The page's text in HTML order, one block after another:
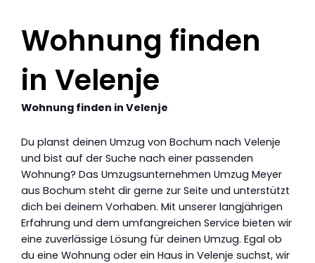
Wohnung finden
in Velenje
Wohnung finden in Velenje
Du planst deinen Umzug von Bochum nach Velenje
und bist auf der Suche nach einer passenden
Wohnung? Das Umzugsunternehmen Umzug Meyer
aus Bochum steht dir gerne zur Seite und unterstützt
dich bei deinem Vorhaben. Mit unserer langjährigen
Erfahrung und dem umfangreichen Service bieten wir
eine zuverlässige Lösung für deinen Umzug. Egal ob
du eine Wohnung oder ein Haus in Velenje suchst, wir